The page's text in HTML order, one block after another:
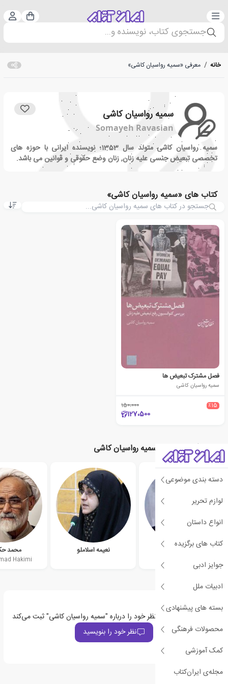
دسته‌بندی سبد
جستجوی کتاب، نویسنده و...
دسته بندی موضوعی
لوازم تحریر
انواع داستان
کتاب های برگزیده
جوایز ادبی
ادبیات ملل
بسته های پیشنهادی
محصولات فرهنگی
کمک آموزشی
مجله‌ی ایران‌کتاب
خانه / معرفی «سمیه رواسیان کاشی»
سمیه رواسیان کاشی
Somayeh Ravasian
سمیه رواسیان کاشی متولد سال 1353؛ نویسنده ایرانی با حوزه های
تخصصی تبعیض جنسی علیه زنان, زنان وضع حقوقی و قوانین می باشد.
کتاب های «سمیه رواسیان کاشی»
فصل مشترک تبعیض ها
سمیه رواسیان کاشی
٪15 150،000
127،500
نویسندگان مرتبط با سمیه رواسیان کاشی
حسین مهرپور نعیمه اسلاملو محمد
Hakimi
اولین نفری باشید که نظر خود را درباره "سمیه رواسیان کاشی" ثبت می‌کند
نظر خود را بنویسید